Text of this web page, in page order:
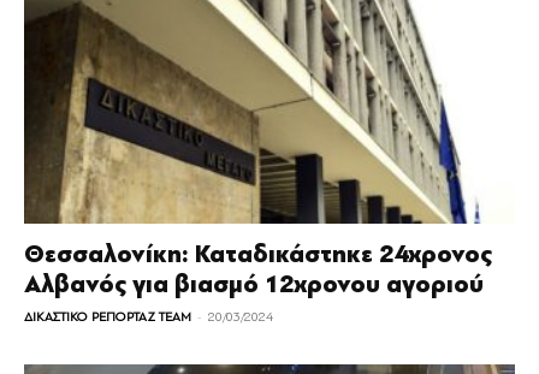
Θεσσαλονίκη: Καταδικάστηκε 24χρονος
Αλβανός για βιασμό 12χρονου αγοριού
ΔΙΚΑΣΤΙΚΟ ΡΕΠΟΡΤΑΖ TEAM - 20/03/2024